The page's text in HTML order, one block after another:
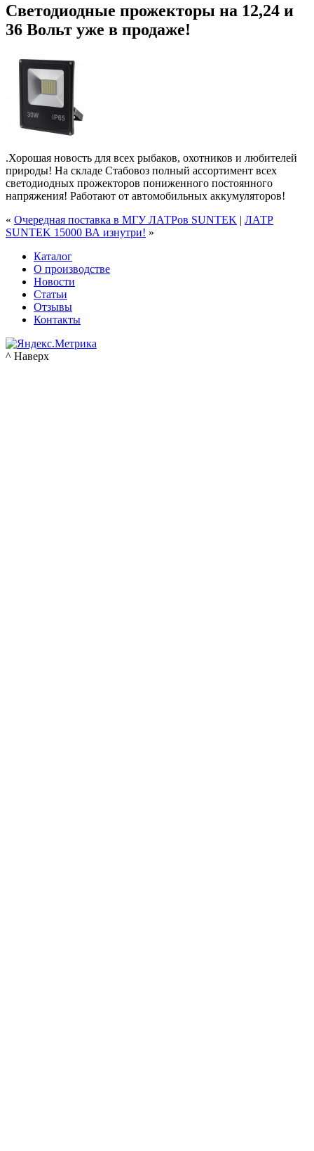
Светодиодные прожекторы на 12,24 и
36 Вольт уже в продаже!
.Хорошая новость для всех рыбаков, охотников и любителей
природы! На складе Стабовоз полный ассортимент всех
светодиодных прожекторов пониженного постоянного
напряжения! Работают от автомобильных аккумуляторов!
« Очередная поставка в МГУ ЛАТРов SUNTEK | ЛАТР
SUNTEK 15000 ВА изнутри! »
Каталог
О производстве
Новости
Статьи
Отзывы
Контакты
^ Наверх